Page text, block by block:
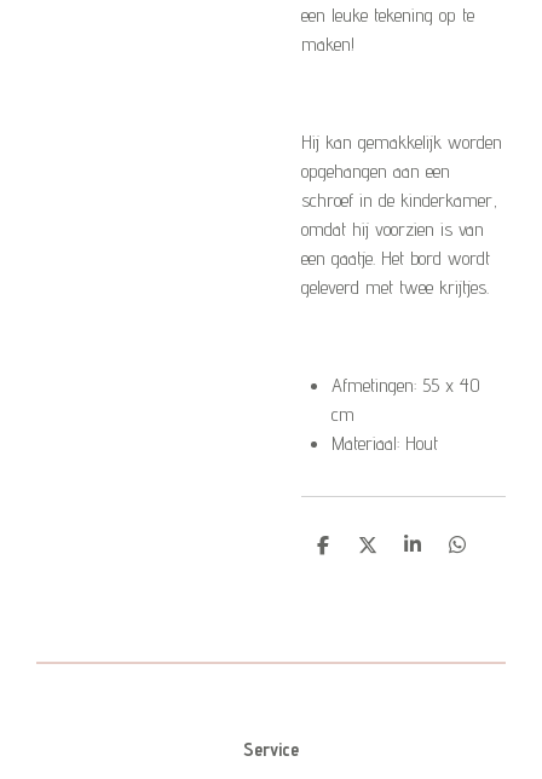
een leuke tekening op te
maken!
Hij kan gemakkelijk worden
opgehangen aan een
schroef in de kinderkamer,
omdat hij voorzien is van
een gaatje. Het bord wordt
geleverd met twee krijtjes.
Afmetingen: 55 x 40
cm
Materiaal: Hout
D
D
S
D
Service